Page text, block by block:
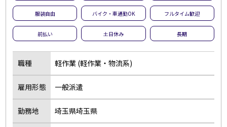
服装自由 バイク・車通勤OK フルタイム歓迎
前払い 土日休み 長期
職種 軽作業 (軽作業・物流系)
雇用形態 一般派遣
勤務地 埼玉県埼玉県